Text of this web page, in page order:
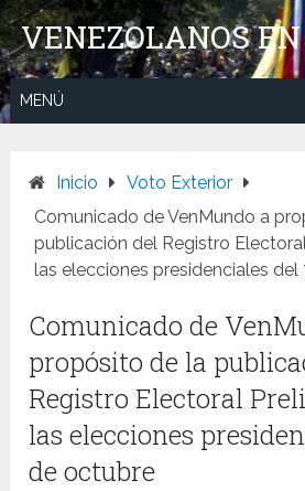
Saltar
al
contenido
VENEZOLANOS
MENÚ
Inicio
Voto Exterior
Comunicado de VenMundo a
publicación del Registro
las elecciones presidenciales
Comunicado de
propósito de la
Registro Electoral
las elecciones
de octubre